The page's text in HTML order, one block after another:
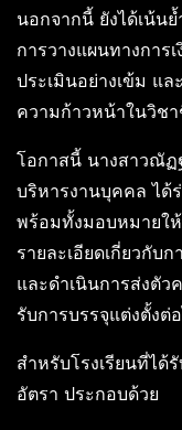
นอกจากนี้ ยังได้เน้น
การวางแผนทางการ
ประเมินอย่างเข้ม แ
ความก้าวหน้าในวิช
โอกาสนี้ นางสาวณั
บริหารงานบุคคล ได้
พร้อมทั้งมอบหมายใ
รายละเอียดเกี่ยวกับ
และดำเนินการส่งตั
รับการบรรจุแต่งตั้งต่
สำหรับโรงเรียนที่ได้
อัตรา ประกอบด้วย